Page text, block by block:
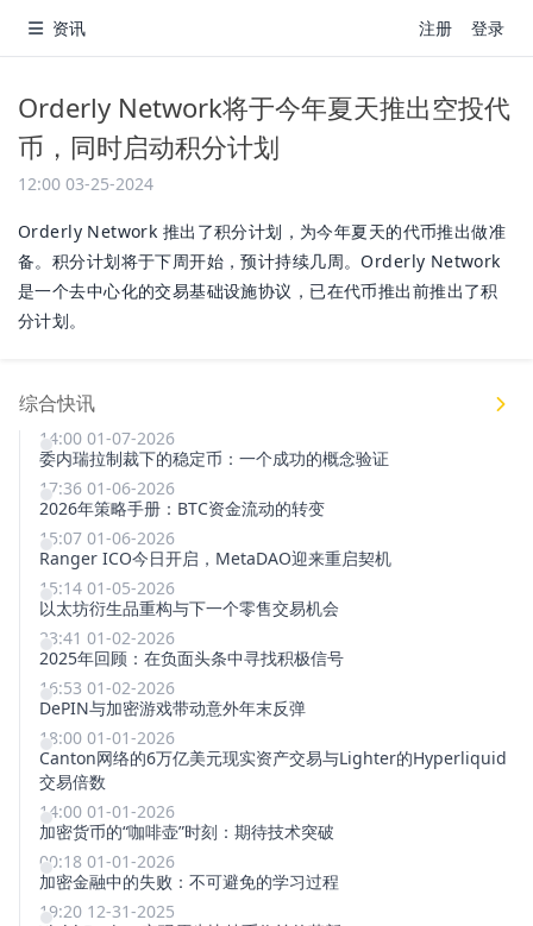
资讯 注册 登录
Orderly Network将于今年夏天推出空投代
币，同时启动积分计划
12:00 03-25-2024
Orderly Network 推出了积分计划，为今年夏天的代币推出做准
备。积分计划将于下周开始，预计持续几周。Orderly Network
是一个去中心化的交易基础设施协议，已在代币推出前推出了积
分计划。
综合快讯
14:00 01-07-2026
委内瑞拉制裁下的稳定币：一个成功的概念验证
17:36 01-06-2026
2026年策略手册：BTC资金流动的转变
15:07 01-06-2026
Ranger ICO今日开启，MetaDAO迎来重启契机
15:14 01-05-2026
以太坊衍生品重构与下一个零售交易机会
23:41 01-02-2026
2025年回顾：在负面头条中寻找积极信号
16:53 01-02-2026
DePIN与加密游戏带动意外年末反弹
18:00 01-01-2026
Canton网络的6万亿美元现实资产交易与Lighter的Hyperliquid
交易倍数
14:00 01-01-2026
加密货币的“咖啡壶”时刻：期待技术突破
00:18 01-01-2026
加密金融中的失败：不可避免的学习过程
19:20 12-31-2025